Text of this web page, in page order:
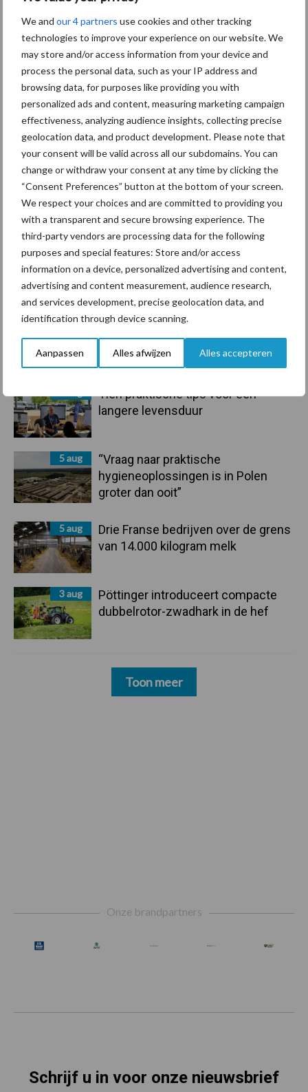
We and our 4 partners use cookies and other tracking
technologies to improve your experience on our website. We
may store and/or access information from your device and
process the personal data, such as your IP address and
browsing data, for purposes like providing you with
personalized ads and content, measuring marketing campaign
effectiveness, analyzing audience insights, collecting precise
geolocation data, and product development. Please note that
your consent will be valid across all our subdomains. You can
change or withdraw your consent at any time by clicking the
“Consent Preferences” button at the bottom of your screen.
We respect your choices and are committed to providing you
with a transparent and secure browsing experience. The
third-party vendors are processing data for the following
purposes and special features: Store and/or access
information on a device, personalized advertising and content,
advertising and content measurement, audience research,
and services development, precise geolocation data, and
identification through device scanning.
Aanpassen Alles afwijzen Alles accepteren
Primaire
Sidebar
Recent nieuws Partner nieuws
6 aug
ForFarmers ziet volume en
marktaandeel groeien in krimpende
Nederlandse markt
Tien praktische tips voor een
langere levensduur
5 aug
“Vraag naar praktische
hygieneoplossingen is in Polen
groter dan ooit”
5 aug
Drie Franse bedrijven over de grens
van 14.000 kilogram melk
3 aug
Pöttinger introduceert compacte
dubbelrotor-zwadhark in de hef
Toon meer
Diergezondheid Bemesting Fokkerij
Mastitis Hittestress
Toon meer
Onze brandpartners
Schrijf u in voor onze nieuwsbrief